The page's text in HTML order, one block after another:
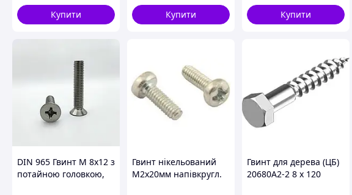
Купити
Купити
Купити
DIN 965 Гвинт М 8х12 з
потайною головкою,
Гвинт нікельований
М2х20мм напівкругл.
Гвинт для дерева (ЦБ)
20680А2-2 8 х 120